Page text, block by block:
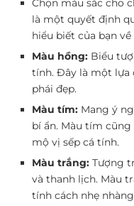
Chọn màu sắc cho
là một quyết định
hiểu biết của bạn
Màu hồng: Biểu
tính. Đây là một lựa
phái đẹp.
Màu tím: Mang ý
bí ẩn. Màu tím
mộ vị sếp cá tính.
Màu trắng: Tượng
và thanh lịch. Màu
tính cách nhẹ